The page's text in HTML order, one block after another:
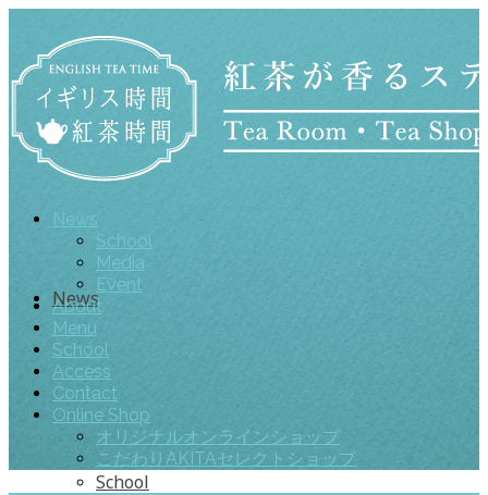
News
School
News
School
Media
Event
About
Menu
School
Access
Contact
Online Shop
オリジナルオンラインショップ
こだわりAKITAセレクトショップ